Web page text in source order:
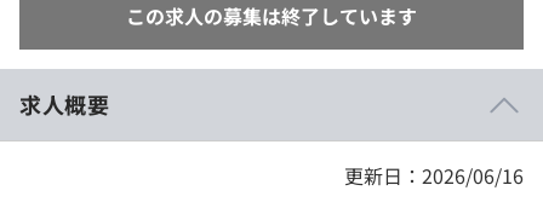
この求人の募集は終了しています
求人概要
更新日：2026/06/16